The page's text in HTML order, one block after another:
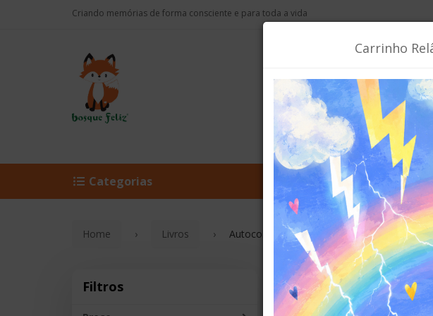
Criando memórias de forma consciente e para toda a vida
Novidades Promoções
Categorias
Home Livros Autocolantes
Filtros Autocolantes
Carrinho